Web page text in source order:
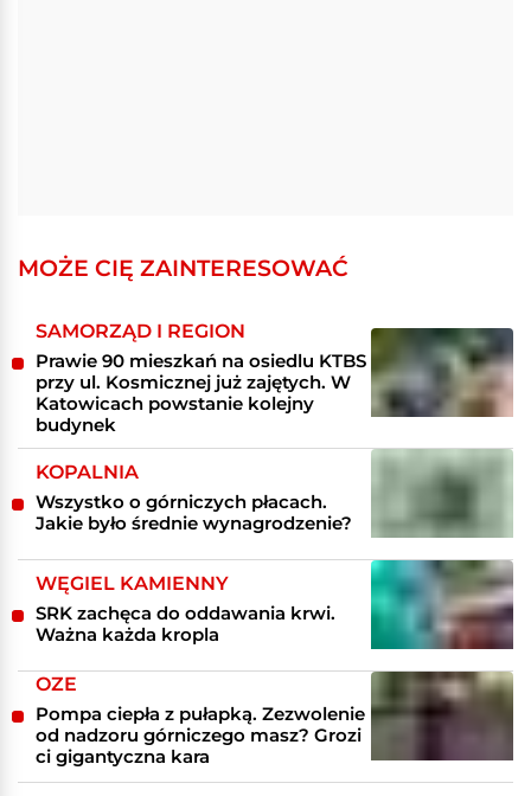
MOŻE CIĘ ZAINTERESOWAĆ
SAMORZĄD I REGION
Prawie 90 mieszkań na osiedlu KTBS
przy ul. Kosmicznej już zajętych. W
Katowicach powstanie kolejny
budynek
KOPALNIA
Wszystko o górniczych płacach.
Jakie było średnie wynagrodzenie?
WĘGIEL KAMIENNY
SRK zachęca do oddawania krwi.
Ważna każda kropla
OZE
Pompa ciepła z pułapką. Zezwolenie
od nadzoru górniczego masz? Grozi
ci gigantyczna kara